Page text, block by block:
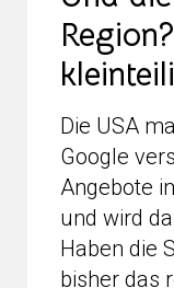
Die USA
Google
Angebote
und wird
Haben die
bisher das